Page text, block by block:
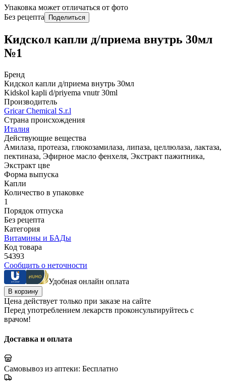
Упаковка может отличаться от фото
Без рецепта
Поделиться
Кидскол капли д/приема внутрь 30мл
№1
Бренд
Кидскол капли д/приема внутрь 30мл
Kidskol kapli d/priyema vnutr 30ml
Производитель
Gricar Chemical S.r.l
Страна происхождения
Италия
Действующие вещества
Амилаза, протеаза, глюкозамилаза, липаза, целлюлаза, лактаза,
пектиназа, Эфирное масло фенхеля, Экстракт пажитника,
Экстракт цве
Форма выпуска
Капли
Количество в упаковке
1
Порядок отпуска
Без рецепта
Категория
Витамины и БАДы
Код товара
54393
Сообщить о неточности
Удобная онлайн оплата
В корзину
Цена действует только при заказе на сайте
Перед употреблением лекарств проконсультируйтесь с
врачом!
Доставка и оплата
Самовывоз из аптеки: Бесплатно